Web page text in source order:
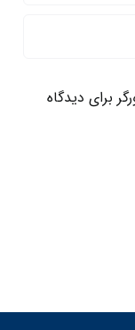
برای دیدگاه